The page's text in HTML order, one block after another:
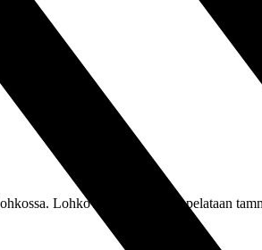
Lohkovaiheen otteluita pelataan